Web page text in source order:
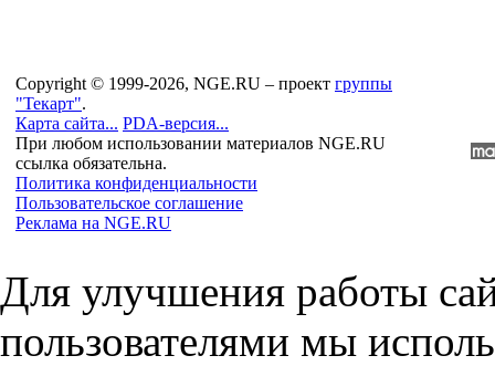
Copyright © 1999-2026, NGE.RU – проект группы
"Текарт".
Карта сайта... PDA-версия...
При любом использовании материалов NGE.RU
ссылка обязательна.
Политика конфиденциальности
Пользовательское соглашение
Реклама на NGE.RU
Для улучшения работы
пользователями мы